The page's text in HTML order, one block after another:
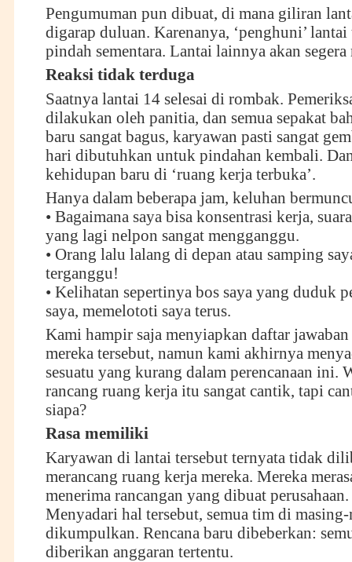
Pengumuman pun dibuat, di mana giliran
digarap duluan. Karenanya, ‘penghuni’ lantai
pindah sementara. Lantai lainnya akan
Reaksi tidak terduga
Saatnya lantai 14 selesai di rombak.
dilakukan oleh panitia, dan semua sepakat
baru sangat bagus, karyawan pasti sangat
hari dibutuhkan untuk pindahan kembali.
kehidupan baru di ‘ruang kerja terbuka’.
Hanya dalam beberapa jam, keluhan
• Bagaimana saya bisa konsentrasi kerja,
yang lagi nelpon sangat mengganggu.
• Orang lalu lalang di depan atau samping
terganggu!
• Kelihatan sepertinya bos saya yang duduk
saya, memelototi saya terus.
Kami hampir saja menyiapkan daftar jawaban
mereka tersebut, namun kami akhirnya
sesuatu yang kurang dalam perencanaan ini.
rancang ruang kerja itu sangat cantik, tapi
siapa?
Rasa memiliki
Karyawan di lantai tersebut ternyata tidak
merancang ruang kerja mereka. Mereka
menerima rancangan yang dibuat perusahaan.
Menyadari hal tersebut, semua tim di
dikumpulkan. Rencana baru dibeberkan:
diberikan anggaran tertentu.